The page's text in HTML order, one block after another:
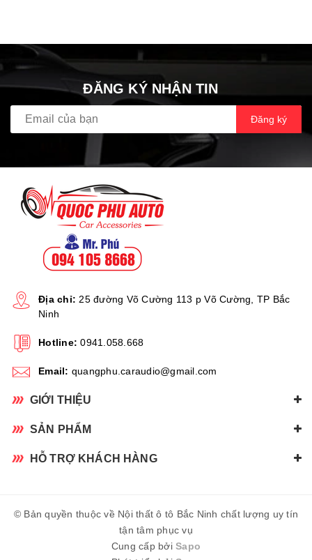
ĐĂNG KÝ NHẬN TIN
Đăng ký
Địa chỉ: 25 đường Võ Cường 113 p Võ Cường, TP Bắc
Ninh
Hotline: 0941.058.668
Email: quangphu.caraudio@gmail.com
GIỚI THIỆU
SẢN PHẨM
HỖ TRỢ KHÁCH HÀNG
© Bản quyền thuộc về Nội thất ô tô Bắc Ninh chất lượng uy tín
tận tâm phục vụ
Cung cấp bởiSapo